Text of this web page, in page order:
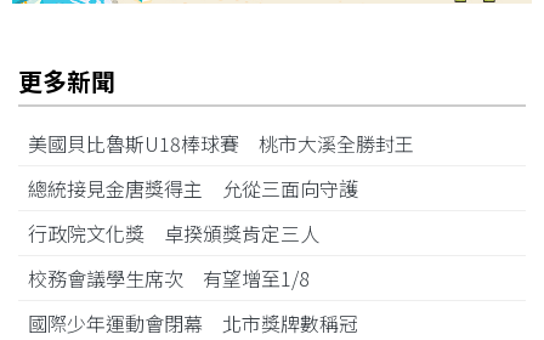
更多新聞
美國貝比魯斯U18棒球賽 桃市大溪全勝封王
總統接見金唐獎得主 允從三面向守護
行政院文化獎 卓揆頒獎肯定三人
校務會議學生席次 有望增至1/8
國際少年運動會閉幕 北市獎牌數稱冠